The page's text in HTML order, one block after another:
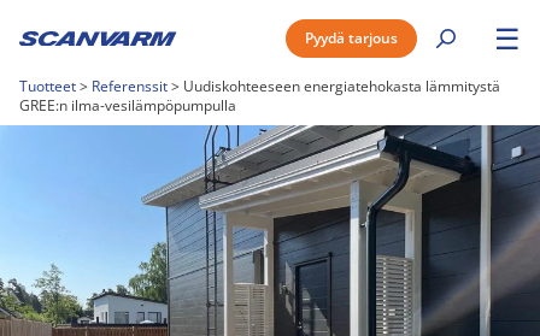
Pyydä tarjous ☰
Tuotteet> Referenssit> Uudiskohteeseen energiatehokasta lämmitystä
GREE:n ilma-vesilämpöpumpulla